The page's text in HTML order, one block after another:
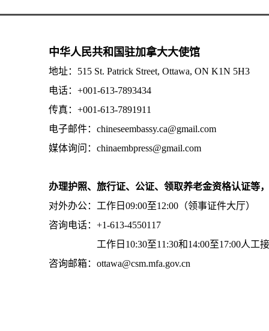
中华人民共和国驻加拿大大使馆
地址：515 St. Patrick Street, Ottawa, ON K1N 5H3
电话：+001-613-7893434
传真：+001-613-7891911
电子邮件：chineseembassy.ca@gmail.com
媒体询问：chinaembpress@gmail.com
办理护照、旅行证、公证、领取养老金资格认证等
对外办公：工作日09:00至12:00（领事证件大厅）
咨询电话：+1-613-4550117
工作日10:30至11:30和14:00至17:00人工
咨询邮箱：ottawa@csm.mfa.gov.cn